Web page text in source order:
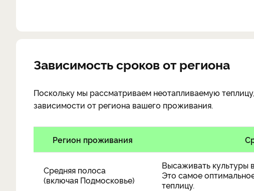
Зависимость сроков от региона
Поскольку мы рассматриваем неотапливаемую
зависимости от региона вашего проживания.
Регион проживания
Средняя полоса
(включая Подмосковье)
Высаживать культуры
Это самое
теплицу.